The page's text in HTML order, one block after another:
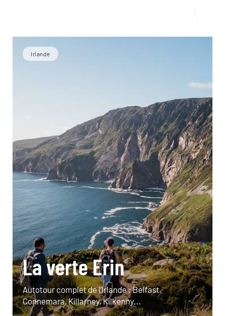
Irlande
La verte Erin
Autotour complet de l’Irlande : Belfast,
Connemara, Killarney, Kilkenny...